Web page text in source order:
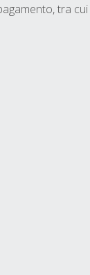
tra cui